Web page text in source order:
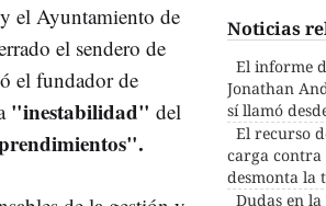
Noticias
El informe
Jonathan
sí llamó
El recurso
carga contra
desmonta la
Dudas en
el Ayuntamiento de
el sendero de
el fundador de
"inestabilidad" del